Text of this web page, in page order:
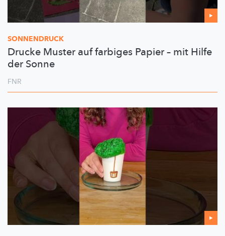
SONNENDRUCK
Drucke Muster auf farbiges Papier – mit Hilfe
der Sonne
FNR